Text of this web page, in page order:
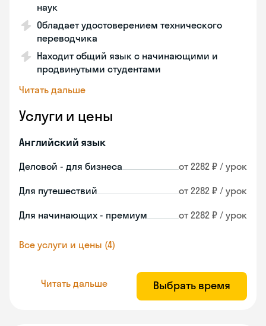
наук
Обладает удостоверением технического
переводчика
Находит общий язык с начинающими и
продвинутыми студентами
Читать дальше
Услуги и цены
Английский язык
Деловой - для бизнеса от 2282 ₽ / урок
Для путешествий от 2282 ₽ / урок
Для начинающих - премиум от 2282 ₽ / урок
Все услуги и цены (4)
Читать дальше Выбрать время